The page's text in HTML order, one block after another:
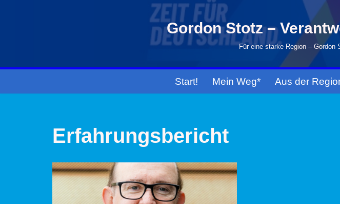
Gordon Stotz –
Für eine starke Region – Gordon
Start! Mein Weg* Aus der
Erfahrungsbericht